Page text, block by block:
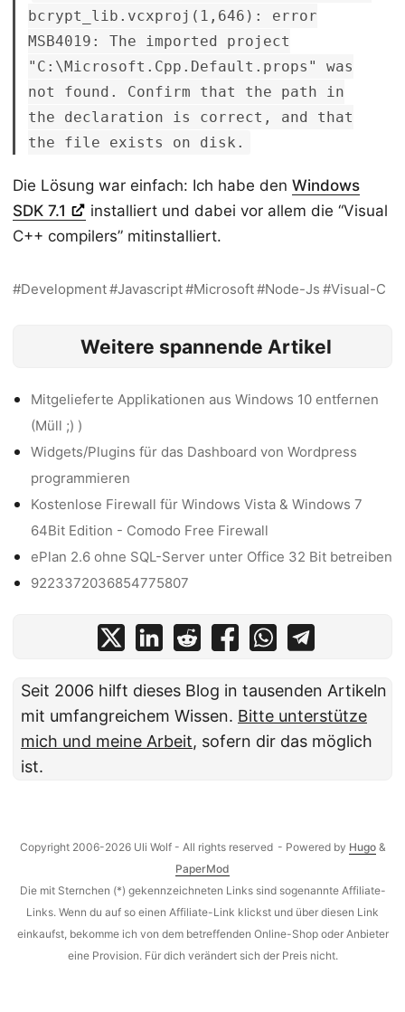
bcrypt_lib.vcxproj(1,646): error
MSB4019: The imported project
"C:\Microsoft.Cpp.Default.props" was
not found. Confirm that the path in
the declaration is correct, and that
the file exists on disk.
Die Lösung war einfach: Ich habe den Windows
SDK 7.1
installiert und dabei vor allem die “Visual
C++ compilers” mitinstalliert.
Development Javascript Microsoft Node-Js Visual-C
Weitere spannende Artikel
Mitgelieferte Applikationen aus Windows 10 entfernen
(Müll ;) )
Widgets/Plugins für das Dashboard von Wordpress
programmieren
Kostenlose Firewall für Windows Vista & Windows 7
64Bit Edition - Comodo Free Firewall
ePlan 2.6 ohne SQL-Server unter Office 32 Bit betreiben
9223372036854775807
Seit 2006 hilft dieses Blog in tausenden Artikeln
mit umfangreichem Wissen. Bitte unterstütze
mich und meine Arbeit, sofern dir das möglich
ist.
Copyright 2006-2026 Uli Wolf - All rights reserved - Powered by Hugo &
PaperMod
Die mit Sternchen (*) gekennzeichneten Links sind sogenannte Affiliate-
Links. Wenn du auf so einen Affiliate-Link klickst und über diesen Link
einkaufst, bekomme ich von dem betreffenden Online-Shop oder Anbieter
eine Provision. Für dich verändert sich der Preis nicht.